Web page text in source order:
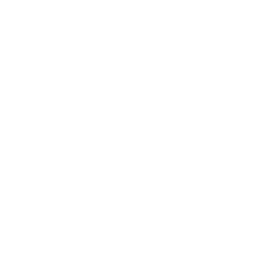
la un pret favorabil cu acces bun atat la plaja cat si la viata de